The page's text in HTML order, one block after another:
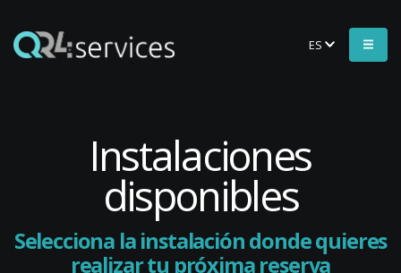
ES
Instalaciones
disponibles
Selecciona la instalación donde quieres
realizar tu próxima reserva